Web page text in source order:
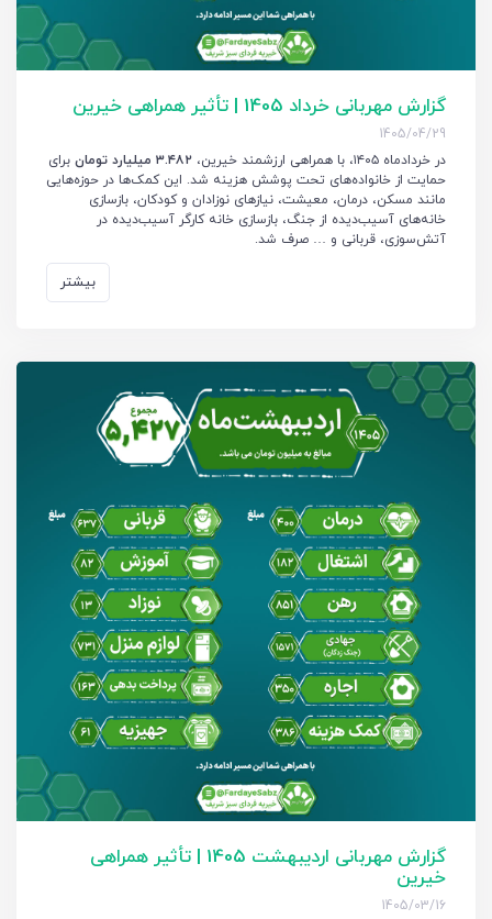
گزارش مهربانی خرداد 1405 | تأثیر همراهی خیرین
1405/04/29
در خردادماه ۱۴۰۵، با همراهی ارزشمند خیرین،
۳.۴۸۲ میلیارد تومان
برای
حمایت از خانواده‌های تحت پوشش هزینه شد. این کمک‌ها در حوزه‌هایی
مانند مسکن، درمان، معیشت، نیازهای نوزادان و کودکان، بازسازی
خانه‌های آسیب‌دیده از جنگ، بازسازی خانه کارگر آسیب‌دیده در
آتش‌سوزی، قربانی و … صرف شد.
بیشتر
گزارش مهربانی اردیبهشت 1405 | تأثیر همراهی
خیرین
1405/03/16